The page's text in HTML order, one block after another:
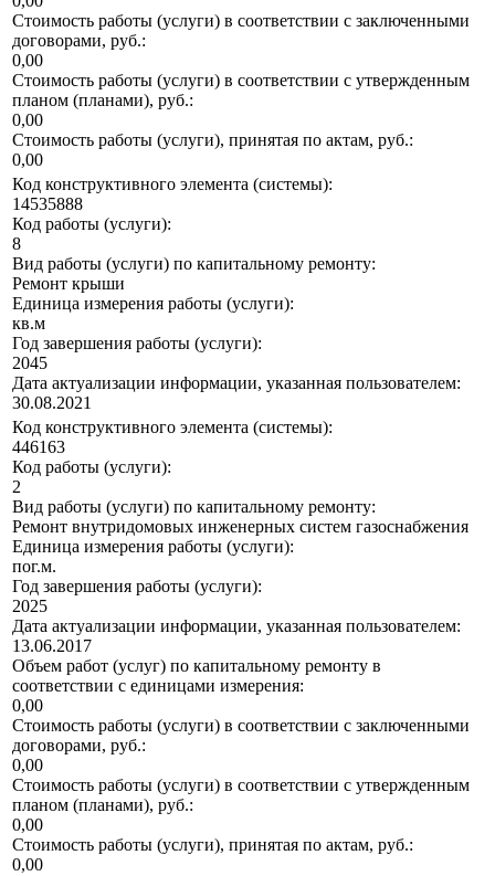
Стоимость работы (услуги) в соответствии с заключенными
договорами, руб.:
0,00
Стоимость работы (услуги) в соответствии с утвержденным
планом (планами), руб.:
0,00
Стоимость работы (услуги), принятая по актам, руб.:
0,00
Код конструктивного элемента (системы):
14535888
Код работы (услуги):
8
Вид работы (услуги) по капитальному ремонту:
Ремонт крыши
Единица измерения работы (услуги):
кв.м
Год завершения работы (услуги):
2045
Дата актуализации информации, указанная пользователем:
30.08.2021
Код конструктивного элемента (системы):
446163
Код работы (услуги):
2
Вид работы (услуги) по капитальному ремонту:
Ремонт внутридомовых инженерных систем газоснабжения
Единица измерения работы (услуги):
пог.м.
Год завершения работы (услуги):
2025
Дата актуализации информации, указанная пользователем:
13.06.2017
Объем работ (услуг) по капитальному ремонту в
соответствии с единицами измерения:
0,00
Стоимость работы (услуги) в соответствии с заключенными
договорами, руб.:
0,00
Стоимость работы (услуги) в соответствии с утвержденным
планом (планами), руб.:
0,00
Стоимость работы (услуги), принятая по актам, руб.:
0,00